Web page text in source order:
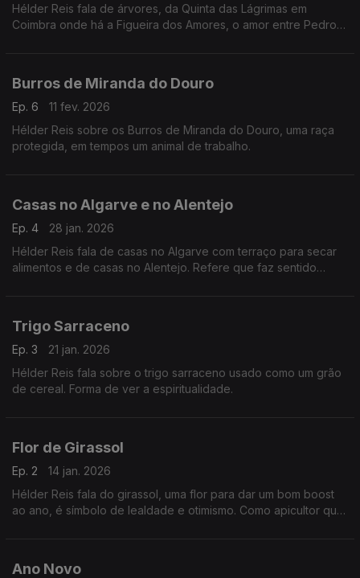
Hélder Reis fala de árvores, da Quinta das Lágrimas em
Coimbra onde há a Figueira dos Amores, o amor entre Pedro e
Burros de Miranda do Douro
Ep. 6
11 fev. 2026
Hélder Reis sobre os Burros de Miranda do Douro, uma raça
protegida, em tempos um animal de trabalho.
Casas no Algarve e no Alentejo
Ep. 4
28 jan. 2026
Hélder Reis fala de casas no Algarve com terraço para secar
alimentos e de casas no Alentejo. Refere que faz sentido
Trigo Sarraceno
Ep. 3
21 jan. 2026
Hélder Reis fala sobre o trigo sarraceno usado como um grão
de cereal. Forma de ver a espiritualidade.
Flor de Girassol
Ep. 2
14 jan. 2026
Hélder Reis fala do girassol, uma flor para dar um bom boost
ao ano, é símbolo de lealdade e otimismo. Como apicultor que
Ano Novo